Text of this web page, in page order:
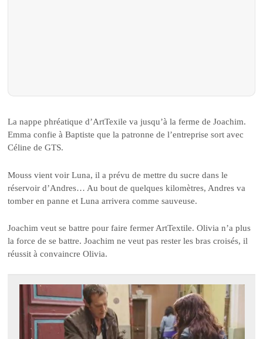
La nappe phréatique d’ArtTexile va jusqu’à la ferme de Joachim.
Emma confie à Baptiste que la patronne de l’entreprise sort avec
Céline de GTS.
Mouss vient voir Luna, il a prévu de mettre du sucre dans le
réservoir d’Andres… Au bout de quelques kilomètres, Andres va
tomber en panne et Luna arrivera comme sauveuse.
Joachim veut se battre pour faire fermer ArtTextile. Olivia n’a plus
la force de se battre. Joachim ne veut pas rester les bras croisés, il
réussit à convaincre Olivia.